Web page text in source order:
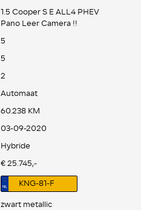
1.5 Cooper S E ALL4 PHEV
Pano Leer Camera !!
5
5
2
Automaat
60.238 KM
03-09-2020
Hybride
€ 25.745,-
KNG-81-F
zwart metallic